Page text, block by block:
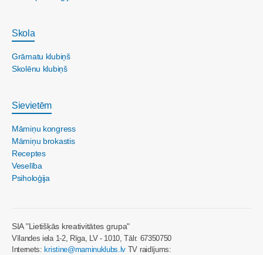
Skola
Grāmatu klubiņš
Skolēnu klubiņš
Sievietēm
Māmiņu kongress
Māmiņu brokastis
Receptes
Veselība
Psiholoģija
SIA "Lietišķās kreativitātes grupa"
Vīlandes iela 1-2, Rīga, LV - 1010, Tālr. 67350750
Internets:kristine@maminuklubs.lv TV raidījums: